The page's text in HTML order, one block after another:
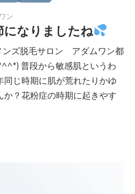
ン
になりましたね
ンズ脱毛サロン アダムワン都
普段から敏感肌というわ
同じ時期に肌が荒れたりかゆ
か？花粉症の時期に起きやす